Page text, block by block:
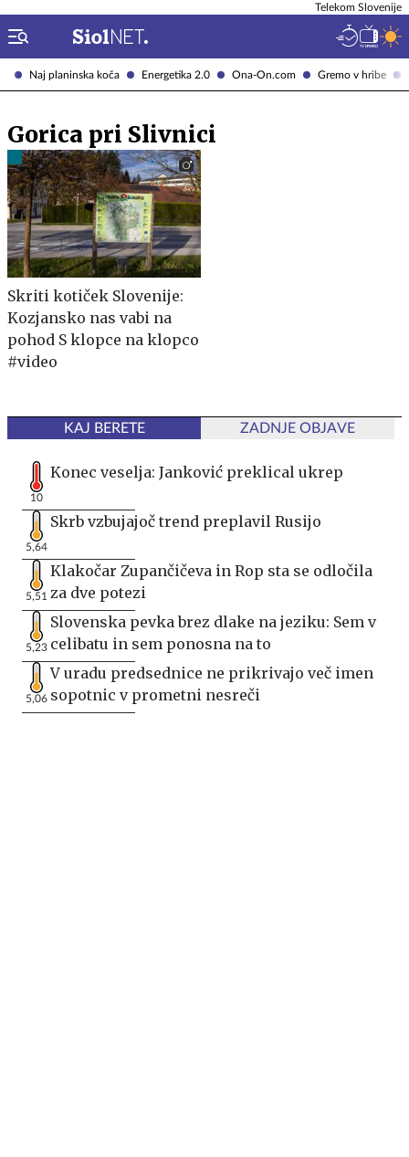
Naj planinska koča Energetika 2.0 Ona-On.com Gremo v hribe
Telekom Slovenije
Gorica pri Slivnici
Skriti kotiček Slovenije:
Kozjansko nas vabi na
pohod S klopce na klopco
#video
KAJ BERETE ZADNJE OBJAVE
10
Konec veselja: Janković preklical ukrep
5,64
Skrb vzbujajoč trend preplavil Rusijo
5,51
Klakočar Zupančičeva in Rop sta se odločila
za dve potezi
5,23
Slovenska pevka brez dlake na jeziku: Sem v
celibatu in sem ponosna na to
5,06
V uradu predsednice ne prikrivajo več imen
sopotnic v prometni nesreči